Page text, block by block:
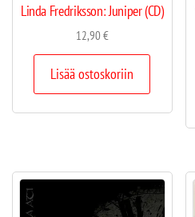
Linda Fredriksson: Juniper (CD)
12,90€
Lisää ostoskoriin